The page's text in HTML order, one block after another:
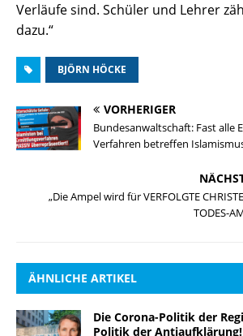
Verläufe sind. Schüler und Lehrer
dazu.“
BJÖRN HÖCKE
VORHERIGER
Bundesanwaltschaft: Fast alle
Verfahren betreffen
„Die Ampel wird für VERFOLGTE
TODES-
ÄHNLICHE ARTIKEL
Die Corona-Politik der
Politik der Antiaufklärung!